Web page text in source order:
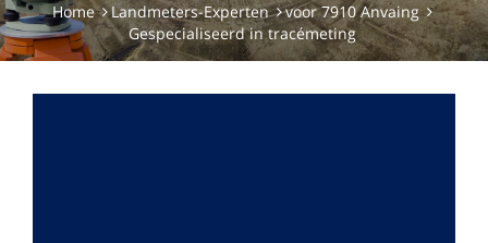
Home Landmeters-Experten
voor 7910 Anvaing
Gespecialiseerd in tracémeting